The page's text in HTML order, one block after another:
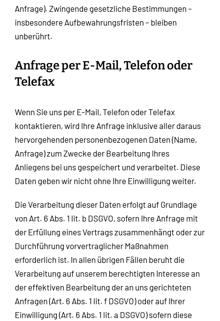
Anfrage). Zwingende gesetzliche Bestimmungen –
insbesondere Aufbewahrungsfristen – bleiben
unberührt.
Anfrage per E-Mail, Telefon oder
Telefax
Wenn Sie uns per E-Mail, Telefon oder Telefax
kontaktieren, wird Ihre Anfrage inklusive aller daraus
hervorgehenden personenbezogenen Daten (Name,
Anfrage) zum Zwecke der Bearbeitung Ihres
Anliegens bei uns gespeichert und verarbeitet. Diese
Daten geben wir nicht ohne Ihre Einwilligung weiter.
Die Verarbeitung dieser Daten erfolgt auf Grundlage
von Art. 6 Abs. 1 lit. b DSGVO, sofern Ihre Anfrage mit
der Erfüllung eines Vertrags zusammenhängt oder zur
Durchführung vorvertraglicher Maßnahmen
erforderlich ist. In allen übrigen Fällen beruht die
Verarbeitung auf unserem berechtigten Interesse an
der effektiven Bearbeitung der an uns gerichteten
Anfragen (Art. 6 Abs. 1 lit. f DSGVO) oder auf Ihrer
Einwilligung (Art. 6 Abs. 1 lit. a DSGVO) sofern diese